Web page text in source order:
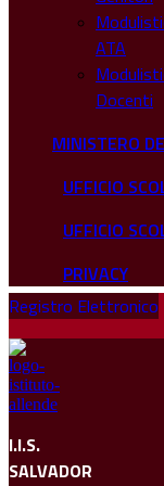
ATA
Docenti
MINISTERO
UFFICIO
UFFICIO
PRIVACY
Registro Elettronico
I.I.S.
SALVADOR